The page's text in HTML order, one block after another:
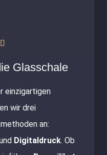

5
Glasschale
einzigartigen
wir drei
an:
Digitaldruck. Ob